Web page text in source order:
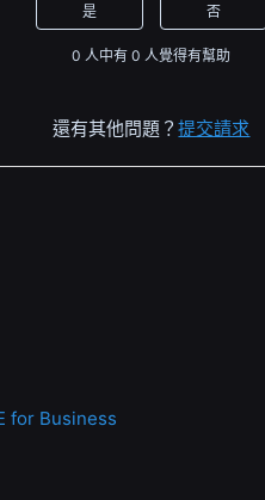
是 否
0 人中有 0 人覺得有幫助
還有其他問題？提交請求
for Business